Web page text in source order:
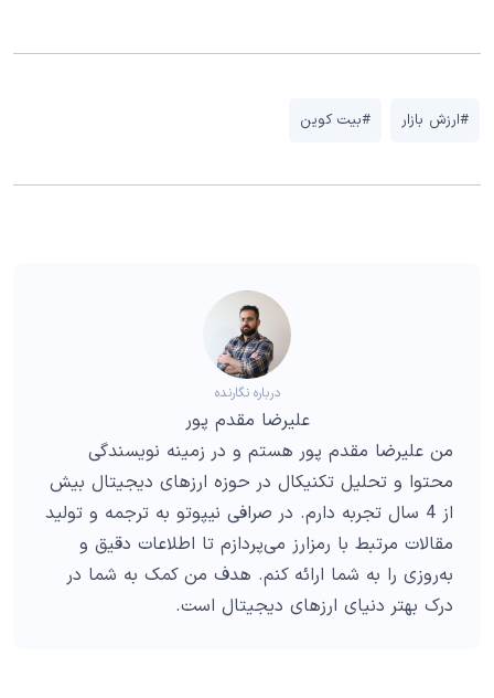
#ارزش بازار #بیت کوین
درباره نگارنده
علیرضا مقدم پور
من علیرضا مقدم پور هستم و در زمینه نویسندگی
محتوا و تحلیل تکنیکال در حوزه ارزهای دیجیتال بیش
از 4 سال تجربه دارم. در صرافی نیپوتو به ترجمه و تولید
مقالات مرتبط با رمزارز می‌پردازم تا اطلاعات دقیق و
به‌روزی را به شما ارائه کنم. هدف من کمک به شما در
درک بهتر دنیای ارزهای دیجیتال است.